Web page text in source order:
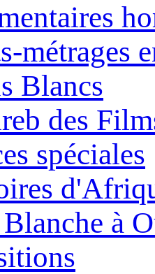
métrages
Blancs
des
spéciales
à